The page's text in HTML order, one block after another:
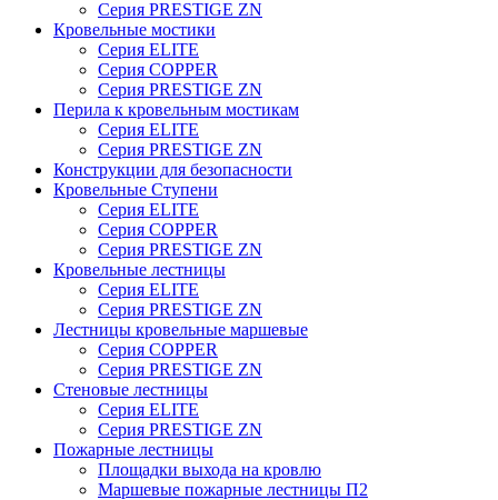
Серия PRESTIGE ZN
Кровельные мостики
Серия ELITE
Серия COPPER
Серия PRESTIGE ZN
Перила к кровельным мостикам
Серия ELITE
Серия PRESTIGE ZN
Конструкции для безопасности
Кровельные Ступени
Серия ELITE
Серия COPPER
Серия PRESTIGE ZN
Кровельные лестницы
Серия ELITE
Серия PRESTIGE ZN
Лестницы кровельные маршевые
Серия COPPER
Серия PRESTIGE ZN
Стеновые лестницы
Серия ELITE
Серия PRESTIGE ZN
Пожарные лестницы
Площадки выхода на кровлю
Маршевые пожарные лестницы П2